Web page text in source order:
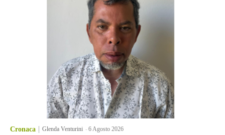
Cronaca Glenda Venturini -6 Agosto 2026